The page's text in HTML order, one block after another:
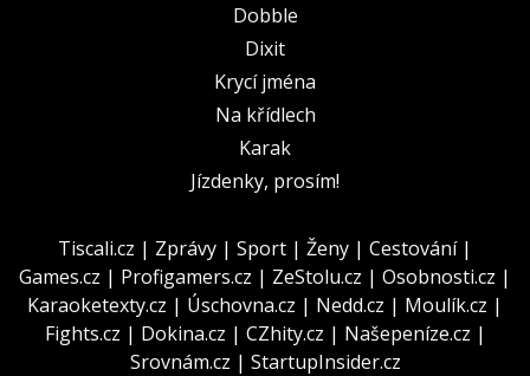
Dobble
Dixit
Krycí jména
Na křídlech
Karak
Jízdenky, prosím!
Tiscali.cz | Zprávy | Sport | Ženy | Cestování|
Games.cz | Profigamers.cz | ZeStolu.cz | Osobnosti.cz |
Karaoketexty.cz | Úschovna.cz | Nedd.cz | Moulík.cz |
Fights.cz | Dokina.cz | CZhity.cz | Našepeníze.cz |
Srovnám.cz | StartupInsider.cz